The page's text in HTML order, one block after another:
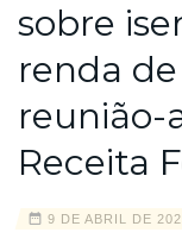
sobre
renda
reunião-
Receita
9 DE ABRIL DE